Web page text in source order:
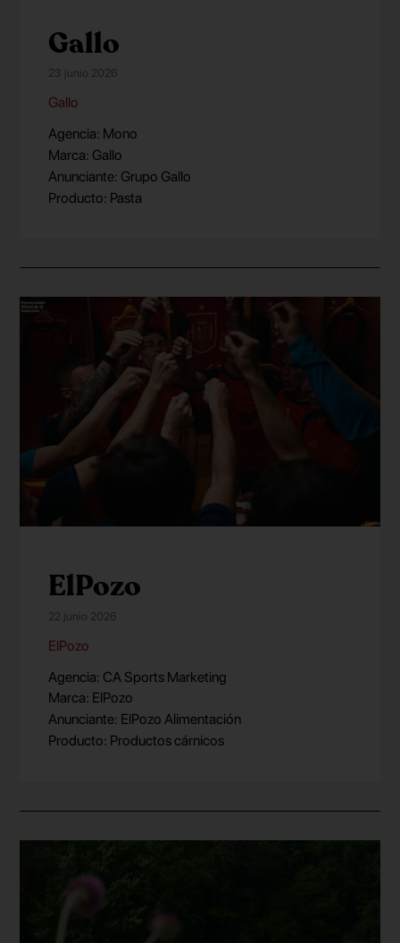
Gallo
23 junio 2026
Gallo
Agencia: Mono
Marca: Gallo
Anunciante: Grupo Gallo
Producto: Pasta
ElPozo
22 junio 2026
ElPozo
Agencia: CA Sports Marketing
Marca: ElPozo
Anunciante: ElPozo Alimentación
Producto: Productos cárnicos